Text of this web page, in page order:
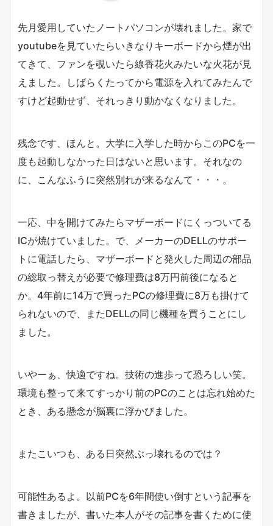
先月愛用していたノートパソコンが壊れました。家で
youtubeを見ていたらいきなりキーボードから煙が出
てきて、ファンを覗いたら線香花火みたいな火花が見
えました。しばらくたってから電源を入れてみたんで
すけど起動せず、それっきり動かなくなりました。
残念です、ほんと。大学に入学した時からこのPCを一
度も起動しなかった日はないと思います。それなの
に、こんなふうに突然別れが来るなんて・・・。
一応、中を開けてみたらマザーボードにくっついてる
ICが焼けていました。で、メーカーのDELLのサポー
トに電話したら、マザーボードと発火した周辺の部品
の総取っ替えが必要で修理費は8万円前後になると
か。4年前に14万で買ったPCの修理費に8万も掛けて
られないので、またDELLの同じ機種を買うことにし
ました。
いやーぁ、快適ですね。技術の進歩って恐ろしい笑。
環境も整って来てすっかり前のPCのことは忘れ始めた
とき、ある懸念が脳裏に浮かびました。
またこいつも、ある日突然ぶっ壊れるのでは？
可能性あるよ。以前PCを6年間使い倒すという記事を
書きましたが、書いた本人がその記事を書くために使